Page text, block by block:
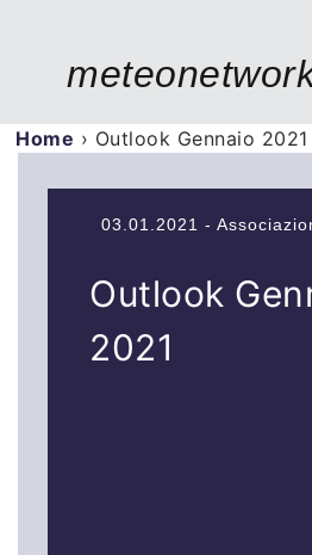
Home › Outlook Gennaio 2021
03.01.2021 -
Outlook
2021